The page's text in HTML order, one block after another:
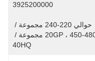
3925200000
40HQ